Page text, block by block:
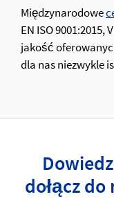
Międzynarodowe
EN ISO 9001:2015,
jakość
dla nas niezwykle
dołącz